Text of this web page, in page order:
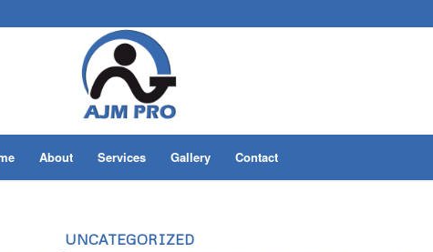
About Services Gallery Contact
UNCATEGORIZED